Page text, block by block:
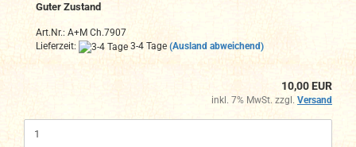
Guter Zustand
Art.Nr.: A+M Ch.7907
Lieferzeit:
3-4 Tage (Ausland abweichend)
10,00 EUR
inkl. 7% MwSt. zzgl. Versand